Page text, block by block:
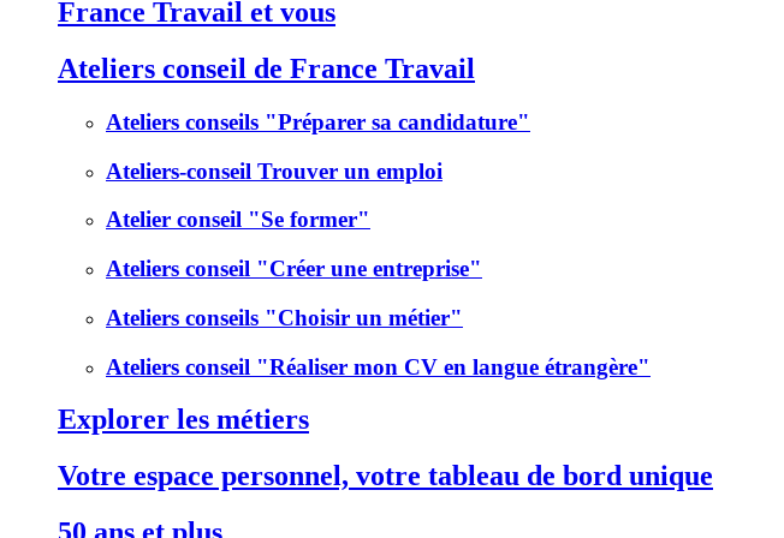
France Travail et vous
Ateliers conseil de France Travail
Ateliers conseils "Préparer sa candidature"
Ateliers-conseil Trouver un emploi
Atelier conseil "Se former"
Ateliers conseil "Créer une entreprise"
Ateliers conseils "Choisir un métier"
Ateliers conseil "Réaliser mon CV en langue étrangère"
Explorer les métiers
Votre espace personnel, votre tableau de bord unique